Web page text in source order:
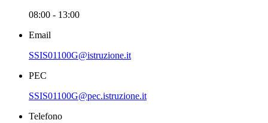
08:00 - 13:00
Email
SSIS01100G@istruzione.it
PEC
SSIS01100G@pec.istruzione.it
Telefono